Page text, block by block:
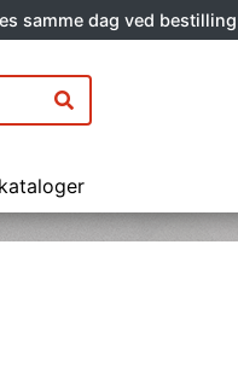
samme dag ved